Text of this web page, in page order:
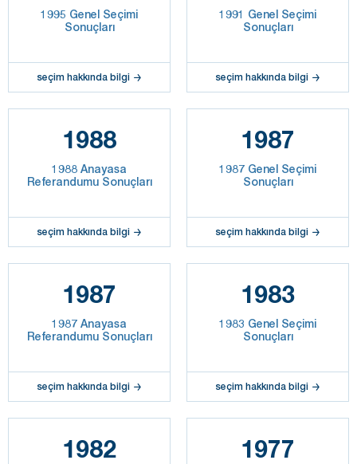
1995 Genel Seçimi
Sonuçları
seçim hakkında bilgi
1991 Genel Seçimi
Sonuçları
seçim hakkında bilgi
1988
1988 Anayasa
Referandumu Sonuçları
seçim hakkında bilgi
1987
1987 Genel Seçimi
Sonuçları
seçim hakkında bilgi
1987
1987 Anayasa
Referandumu Sonuçları
seçim hakkında bilgi
1983
1983 Genel Seçimi
Sonuçları
seçim hakkında bilgi
1982 1977